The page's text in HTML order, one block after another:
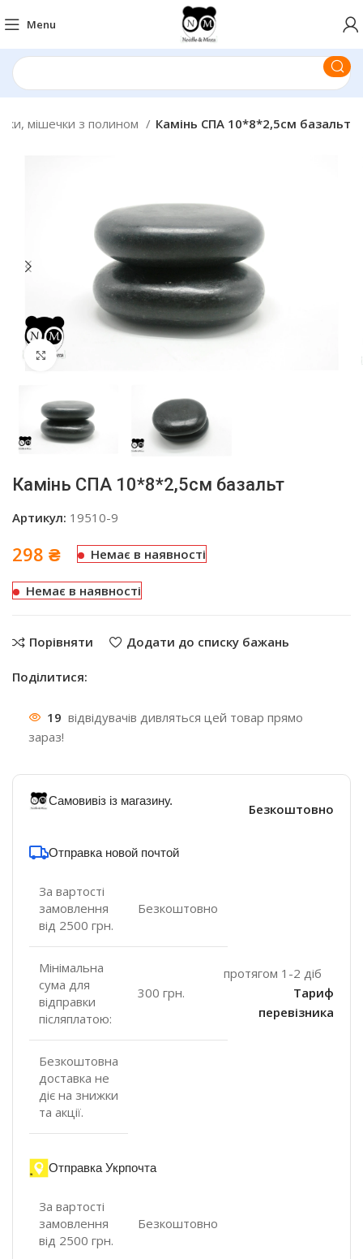
Menu
мішечки з полином Камінь СПА 10*8*2,5см базальт
Click to enlarge
Камінь СПА 10*8*2,5см базальт
Артикул: 19510-9
298 ₴ Немає в наявності
Немає в наявності
Порівняти Додати до списку бажань
Поділитися:
19 відвідувачів дивляться цей товар прямо
зараз!
Самовивіз із магазину.
Безкоштовно
Отправка новой почтой
За вартості
замовлення
від 2500 грн.
Безкоштовно
Мінімальна
сума для
відправки
післяплатою:
300 грн.
Безкоштовна
доставка не
діє на знижки
та акції.
протягом 1-2 діб
Тариф
перевізника
Отправка Укрпочта
За вартості
замовлення
від 2500 грн.
Безкоштовно